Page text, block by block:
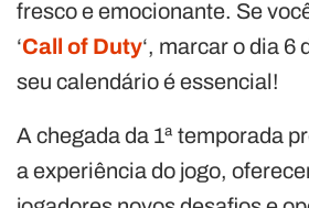
fresco e emocionante. Se
‘Call of Duty‘, marcar o dia 6
seu calendário é essencial!
A chegada da 1ª temporada
a experiência do jogo,